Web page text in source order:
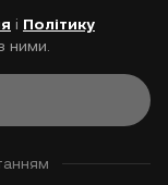
і Політику
ними.